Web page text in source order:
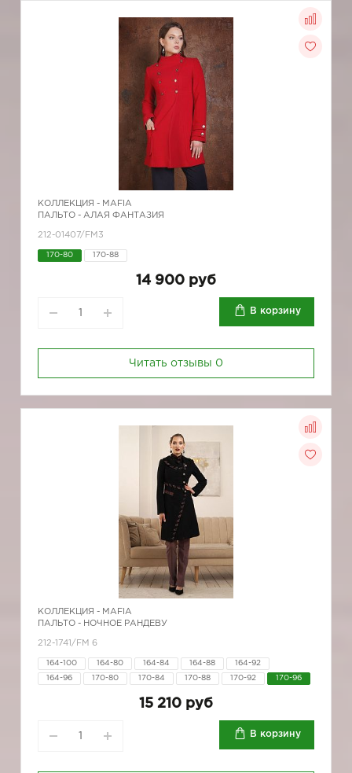
КОЛЛЕКЦИЯ - MAFIA
ПАЛЬТО - АЛАЯ ФАНТАЗИЯ
212-01407/FM3
170-80 170-88
14 900 руб
В корзину
Читать отзывы 0
КОЛЛЕКЦИЯ - MAFIA
ПАЛЬТО - НОЧНОЕ РАНДЕВУ
212-1741/FM 6
164-100 164-80 164-84 164-88 164-92
164-96 170-80 170-84 170-88 170-92 170-96
15 210 руб
В корзину